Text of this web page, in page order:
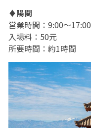
♦陽関
営業時間：9:00～17:00
入場料：50元
所要時間：約1時間